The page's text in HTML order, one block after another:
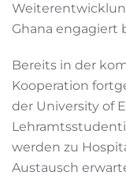
Ghana engagiert
Bereits in der
Kooperation
der University of
werden zu
Austausch